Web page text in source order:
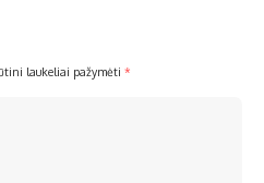
laukeliai pažymėti *